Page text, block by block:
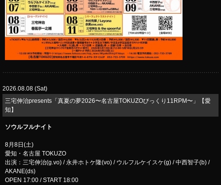
2026.08.08 (Sat)
三宅伸治presents「真夏の夢2026〜名古屋TOKUZOびっくり11RPM〜」【愛
知】
ソウルフルナイト
8月8日(土)
愛知・名古屋 TOKUZO
出演：三宅伸治(g.vo) / 永井ホトケ隆(vo) / ウルフルケイスケ(g) / 中西智子(b) /
AKANE(ds)
OPEN 17:00 / START 18:00